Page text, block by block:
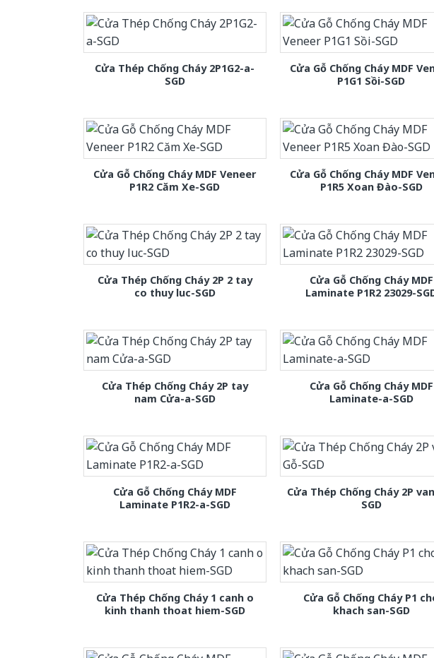
Cửa Thép Chống Cháy 2P1G2-a-
SGD
Cửa Gỗ Chống Cháy MDF
P1G1 Sồi-SGD
Cửa Gỗ Chống Cháy MDF Veneer
P1R2 Căm Xe-SGD
Cửa Gỗ Chống Cháy MDF
P1R5 Xoan Đào-SGD
Cửa Thép Chống Cháy 2P 2 tay
co thuy luc-SGD
Cửa Gỗ Chống Cháy MDF
Laminate P1R2 23029-
Cửa Thép Chống Cháy 2P tay
nam Cửa-a-SGD
Cửa Gỗ Chống Cháy MDF
Laminate-a-SGD
Cửa Gỗ Chống Cháy MDF
Laminate P1R2-a-SGD
Cửa Thép Chống Cháy 2P
SGD
Cửa Thép Chống Cháy 1 canh o
kinh thanh thoat hiem-SGD
Cửa Gỗ Chống Cháy P1
khach san-SGD